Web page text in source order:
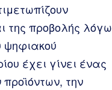
της προβολής λόγω
ψηφιακού
έχει γίνει ένας
την